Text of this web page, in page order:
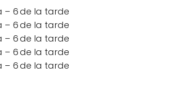
– 6 de la tarde
– 6 de la tarde
– 6 de la tarde
– 6 de la tarde
– 6 de la tarde